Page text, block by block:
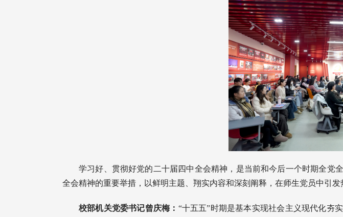
学习好、贯彻好党的二十届四中全会精神，是当前和今后一个时期全党
全会精神的重要举措，以鲜明主题、翔实内容和深刻阐释，在师生党员中引发
校部机关党委书记曾庆梅： “十五五”时期是基本实现社会主义现代化夯